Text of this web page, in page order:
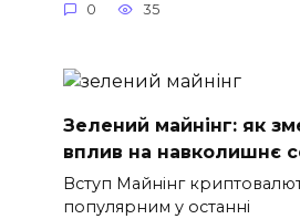
0 35
Зелений майнінг: як
вплив на навколишнє
Вступ Майнінг
популярним у останні